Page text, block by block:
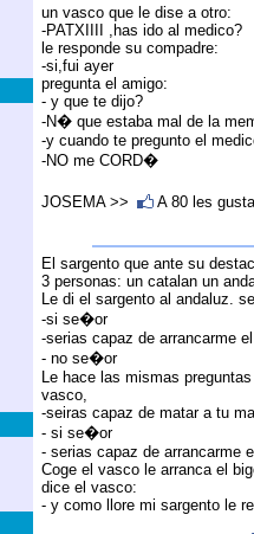
un vasco que le dise a otro:
-PATXIIII ,has ido al medico?
le responde su compadre:
-si,fui ayer
pregunta el amigo:
- y que te dijo?
-N� que estaba mal de la
-y cuando te pregunto el
-NO me CORD�
JOSEMA >> A 80 les gusta
El sargento que ante su
3 personas: un catalan un
Le di el sargento al andaluz.
-si se�or
-serias capaz de arrancarme
- no se�or
Le hace las mismas
vasco,
-seiras capaz de matar a tu
- si se�or
- serias capaz de arrancarme
Coge el vasco le arranca el
dice el vasco:
- y como llore mi sargento le